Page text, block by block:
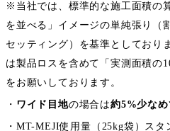
※当社では、標準的な施工面積の
を並べる」イメージの単純張り（
セッティング）を基準としており
は製品ロスを含めて「実測面積の
をお願いしております。
・ ワイド目地の場合は約5%少なめ
・MT-MEJI使用量（25kg袋）ス